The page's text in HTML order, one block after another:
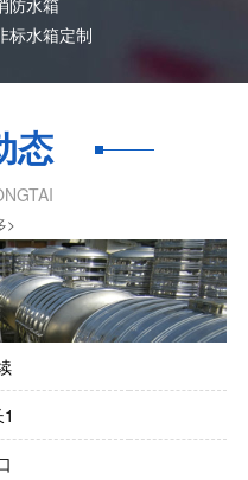
防水箱
标水箱定制
态
>